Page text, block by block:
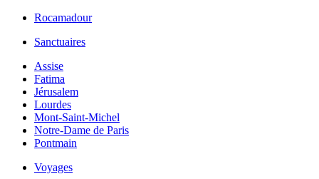
Rocamadour
Sanctuaires
Assise
Fatima
Jérusalem
Lourdes
Mont-Saint-Michel
Notre-Dame de Paris
Pontmain
Voyages